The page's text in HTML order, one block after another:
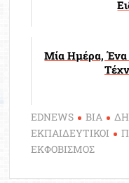
Μία Ημέρα,
EDNEWS ΒΙΑ
ΕΚΠΑΙΔΕΥΤΙΚΟΙ
ΕΚΦΟΒΙΣΜΟΣ